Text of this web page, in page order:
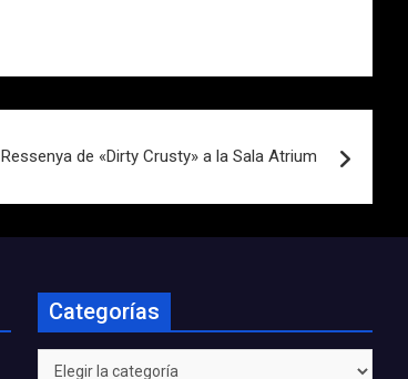
Ressenya de «Dirty Crusty» a la Sala Atrium
Categorías
Categorías